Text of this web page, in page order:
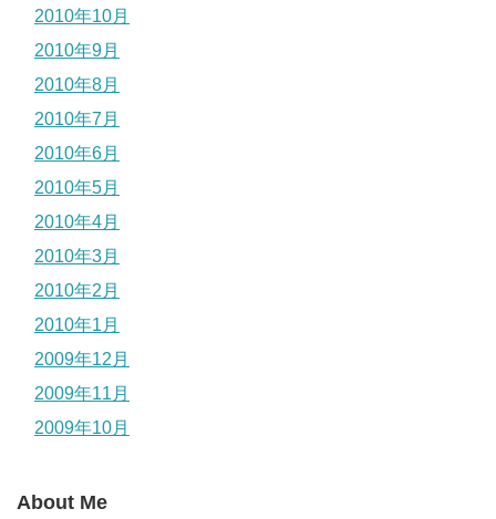
2010年10月
2010年9月
2010年8月
2010年7月
2010年6月
2010年5月
2010年4月
2010年3月
2010年2月
2010年1月
2009年12月
2009年11月
2009年10月
About Me